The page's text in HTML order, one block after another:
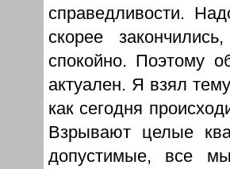
справедливости.
скорее
спокойно. Поэтому
актуален. Я взял
как сегодня
Взрывают целые
допустимые, все